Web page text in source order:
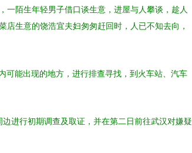
一陌生年轻男子借口谈生意，进屋与人攀谈，趁人
生意的饶浩宜夫妇匆匆赶回时，人已不知去向，
可能出现的地方，进行排查寻找，到火车站、汽车
进行初期调查及取证，并在第二日前往武汉对嫌疑